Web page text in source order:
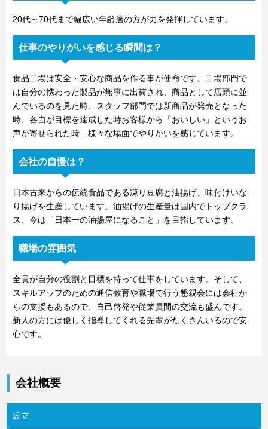
20代～70代まで幅広い年齢層の方が力を発揮しています。
仕事のやりがいを感じる瞬間は？
食品工場は安全・安心な商品を作る事が使命です。工場部門で
は自分の携わった製品が無事に出荷され、商品として店頭に並
んでいるのを見た時、スタッフ部門では新商品が発売となった
時、各自が目標を達成した時お客様から「おいしい」というお
声が寄せられた時…様々な場面でやりがいを感じています。
会社の自慢は？
日本古来からの伝統食品である凍り豆腐と油揚げ、味付けいな
り揚げを生産しています。油揚げの生産量は国内でトップクラ
ス、今は「日本一の油揚屋になること」を目指しています。
職場の雰囲気
全員が自分の役割と目標を持って仕事をしています。そして、
スキルアップのための通信教育や職場で行う懇親会には会社か
らの支援もあるので、自己啓発や従業員間の交流も盛んです。
新人の方には優しく指導してくれる先輩がたくさんいるので安
心です。
会社概要
設立